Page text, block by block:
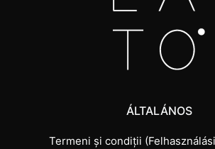
ÁLTALÁNOS
Termeni și condiții